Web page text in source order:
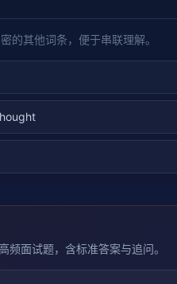
的其他词条，便于串联理解。
频面试题，含标准答案与追问。